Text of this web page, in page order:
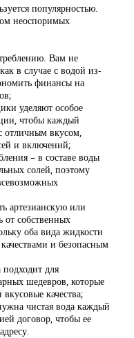
популярностью.
неоспоримых
Вам не
в случае с водой из-
финансы на
уделяют особое
чтобы каждый
отличным вкусом,
и включений;
– в составе воды
солей, поэтому
артезианскую или
от собственных
оба вида жидкости
и безопасным
для
шедевров, которые
качества;
чистая вода каждый
договор, чтобы ее